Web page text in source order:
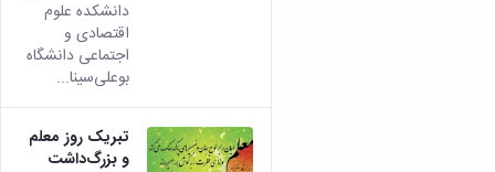
دانشکده علوم
اقتصادی و
اجتماعی دانشگاه
بوعلی‌سینا...
تبریک روز معلم
و بزرگ‌داشت